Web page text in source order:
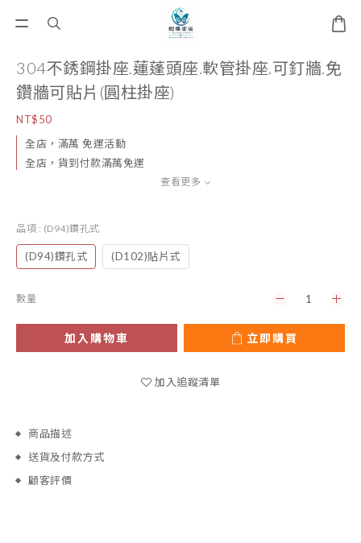
304不銹鋼掛座.蓮蓬頭座.軟管掛座.可釘牆.免
鑽牆可貼片(圓柱掛座)
NT$50
全店，滿萬 免運活動
全店，貨到付款滿萬免運
查看更多
品項 : (D94)鑽孔式
(D94)鑽孔式 (D102)貼片式
數量
加入購物車 立即購買
加入追蹤清單
商品描述
送貨及付款方式
顧客評價